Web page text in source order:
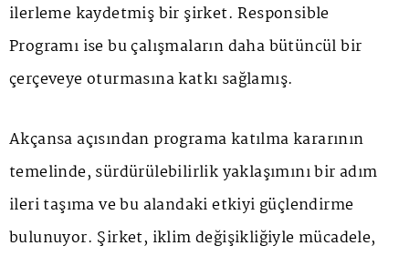
ilerleme kaydetmiş bir şirket. Responsible
Programı ise bu çalışmaların daha bütüncül bir
çerçeveye oturmasına katkı sağlamış.
Akçansa açısından programa katılma kararının
temelinde, sürdürülebilirlik yaklaşımını bir adım
ileri taşıma ve bu alandaki etkiyi güçlendirme
bulunuyor. Şirket, iklim değişikliğiyle mücadele,